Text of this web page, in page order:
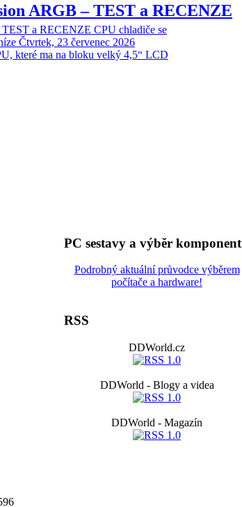
ARGB – TEST a RECENZE
a RECENZE CPU chladiče se
Čtvrtek, 23 červenec 2026
které ma na bloku velký 4,5“ LCD
PC sestavy a výběr komponent
Podrobný aktuální průvodce výběrem
počítače a hardware!
RSS
DDWorld.cz
DDWorld - Blogy a videa
DDWorld - Magazín